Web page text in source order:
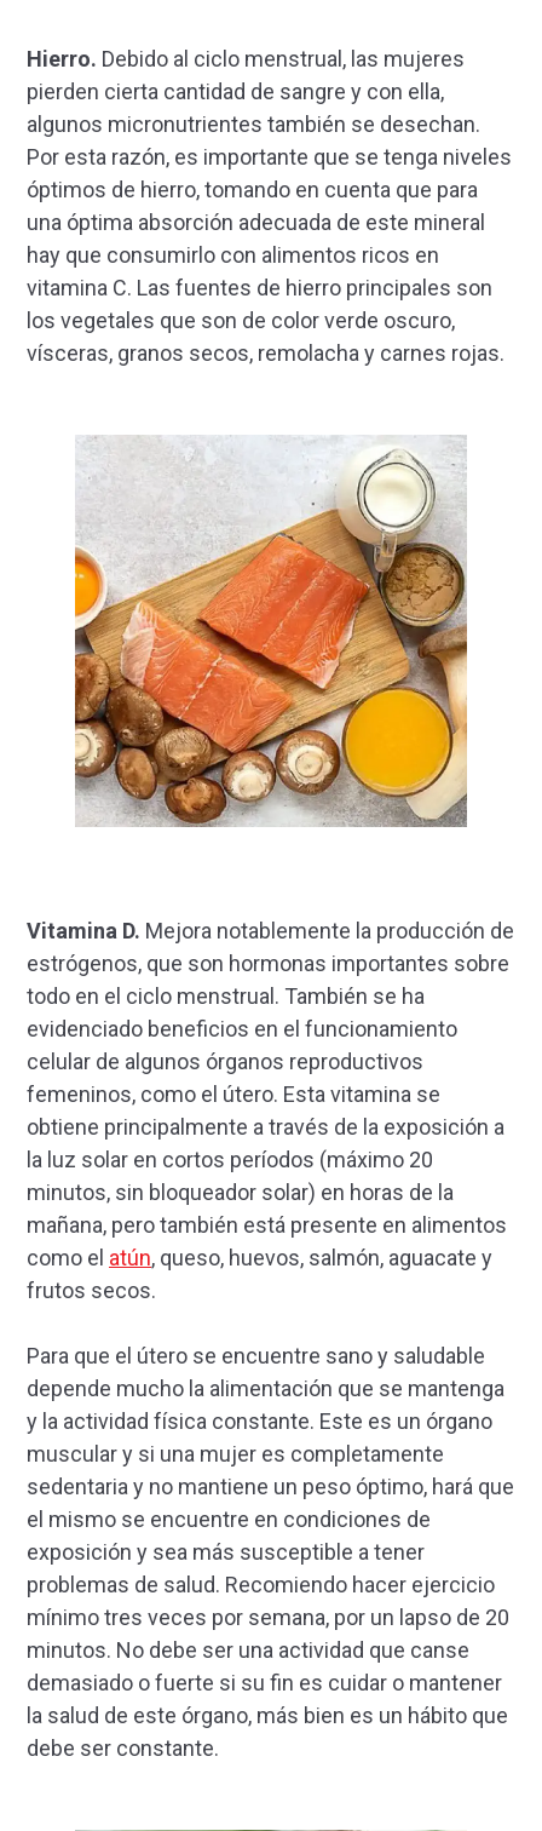
Hierro. Debido al ciclo menstrual, las mujeres
pierden cierta cantidad de sangre y con ella,
algunos micronutrientes también se desechan.
Por esta razón, es importante que se tenga niveles
óptimos de hierro, tomando en cuenta que para
una óptima absorción adecuada de este mineral
hay que consumirlo con alimentos ricos en
vitamina C. Las fuentes de hierro principales son
los vegetales que son de color verde oscuro,
vísceras, granos secos, remolacha y carnes rojas.
Vitamina D. Mejora notablemente la producción de
estrógenos, que son hormonas importantes sobre
todo en el ciclo menstrual. También se ha
evidenciado beneficios en el funcionamiento
celular de algunos órganos reproductivos
femeninos, como el útero. Esta vitamina se
obtiene principalmente a través de la exposición a
la luz solar en cortos períodos (máximo 20
minutos, sin bloqueador solar) en horas de la
mañana, pero también está presente en alimentos
como el atún, queso, huevos, salmón, aguacate y
frutos secos.
Para que el útero se encuentre sano y saludable
depende mucho la alimentación que se mantenga
y la actividad física constante. Este es un órgano
muscular y si una mujer es completamente
sedentaria y no mantiene un peso óptimo, hará que
el mismo se encuentre en condiciones de
exposición y sea más susceptible a tener
problemas de salud. Recomiendo hacer ejercicio
mínimo tres veces por semana, por un lapso de 20
minutos. No debe ser una actividad que canse
demasiado o fuerte si su fin es cuidar o mantener
la salud de este órgano, más bien es un hábito que
debe ser constante.